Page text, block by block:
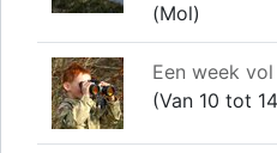
(Mol)
Een week
(Van 10 tot